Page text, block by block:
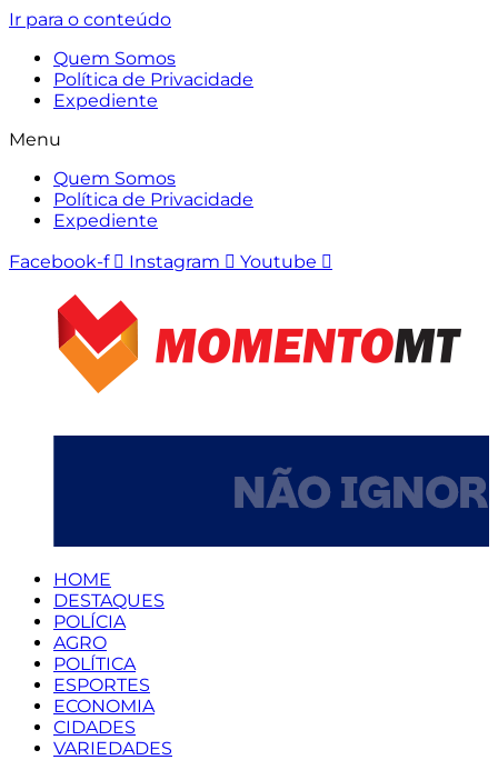
Ir para o conteúdo
Quem Somos
Política de Privacidade
Expediente
Menu
Quem Somos
Política de Privacidade
Expediente
Facebook-f
Instagram Youtube
HOME
DESTAQUES
POLÍCIA
AGRO
POLÍTICA
ESPORTES
ECONOMIA
CIDADES
VARIEDADES